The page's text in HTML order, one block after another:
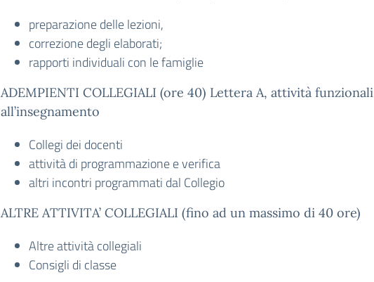
preparazione delle lezioni,
correzione degli elaborati;
rapporti individuali con le famiglie
ADEMPIENTI COLLEGIALI (ore 40) Lettera A, attività funzionali
all’insegnamento
Collegi dei docenti
attività di programmazione e verifica
altri incontri programmati dal Collegio
ALTRE ATTIVITA’ COLLEGIALI (fino ad un massimo di 40 ore)
Altre attività collegiali
Consigli di classe